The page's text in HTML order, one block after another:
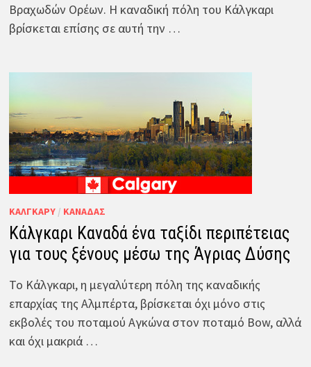
Βραχωδών Ορέων. Η καναδική πόλη του Κάλγκαρι
βρίσκεται επίσης σε αυτή την …
ΚΆΛΓΚΑΡΥ/ ΚΑΝΑΔΆΣ
Κάλγκαρι Καναδά ένα ταξίδι περιπέτειας
για τους ξένους μέσω της Άγριας Δύσης
Το Κάλγκαρι, η μεγαλύτερη πόλη της καναδικής
επαρχίας της Αλμπέρτα, βρίσκεται όχι μόνο στις
εκβολές του ποταμού Αγκώνα στον ποταμό Bow, αλλά
και όχι μακριά …